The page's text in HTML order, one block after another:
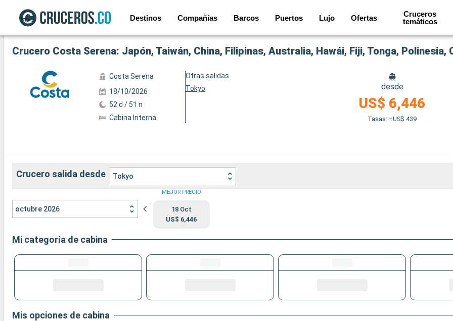
Destinos Compañías Barcos Puertos Lujo Ofertas
Cruceros
temáticos
Ver las 5 fotos siguientes
Crucero Costa Serena: Japón, Taiwán, China, Filipinas, Australia, Hawái, Fiji, Tonga, Polinesia,
Costa Serena
18/10/2026
52 d / 51 n
Cabina Interna
Otras salidas
Tokyo
desde
US$ 6,446
Tasas: +US$ 439
Crucero salida desde Tokyo
octubre 2026
MEJOR PRECIO
18 Oct
US$ 6,446
Mi categoría de cabina
Mis opciones de cabina